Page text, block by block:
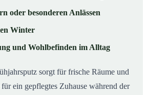
oder besonderen Anlässen
Winter
und Wohlbefinden im Alltag
sorgt für frische Räume und
ein gepflegtes Zuhause während der